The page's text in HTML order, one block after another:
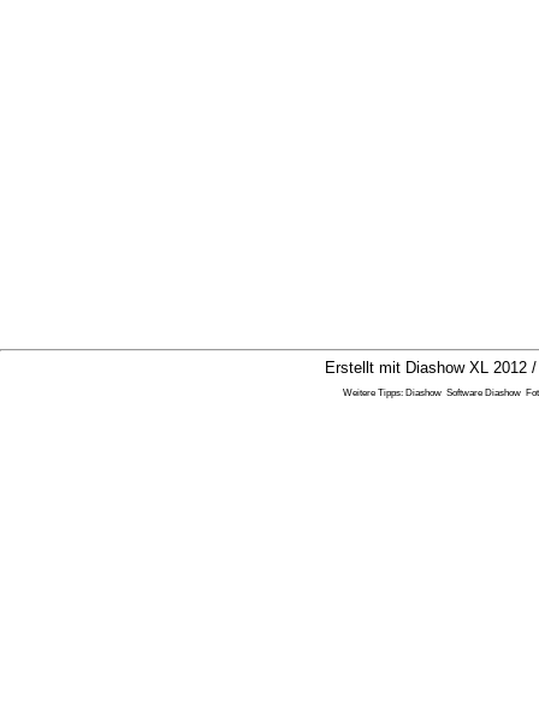
Erstellt mit Diashow XL 2012
Weitere Tipps: Diashow Software Diashow